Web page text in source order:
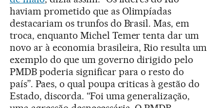
haviam prometido que as Olimpíadas
destacariam os trunfos do Brasil. Mas, em
troca, enquanto Michel Temer tenta dar um
novo ar à economia brasileira, Rio resulta um
exemplo do que um governo dirigido pelo
PMDB poderia significar para o resto do
país”. Paes, o qual poupa criticas à gestão do
Estado, discorda. “Foi uma generalização,